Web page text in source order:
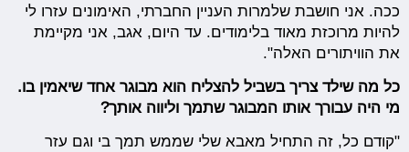
ככה. אני חושבת שלמרות העניין החברתי, האימונים עזרו לי
להיות מרוכזת מאוד בלימודים. עד היום, אגב, אני מקיימת
את הוויתורים האלה".
כל מה שילד צריך בשביל להצליח הוא מבוגר אחד שיאמין בו.
מי היה עבורך אותו המבוגר שתמך וליווה אותך?
"קודם כל, זה התחיל מאבא שלי שממש תמך בי וגם עזר